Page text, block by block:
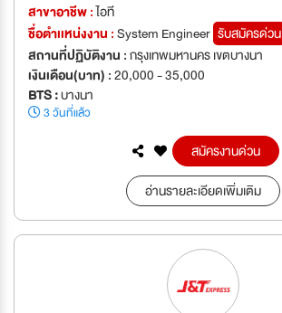
สาขาอาชีพ :ไอที
ชื่อตำเเหน่งงาน :System Engineer รับสมัครด่วน
สถานที่ปฏิบัติงาน :กรุงเทพมหานคร เขตบางนา
เงินเดือน(บาท) :20,000 - 35,000
BTS :บางนา
3 วันที่แล้ว
สมัครงานด่วน
อ่านรายละเอียดเพิ่มเติม